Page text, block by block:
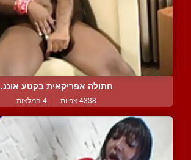
חתולה אפריקאית בקטע
4338 צפיות | 4 המלצות